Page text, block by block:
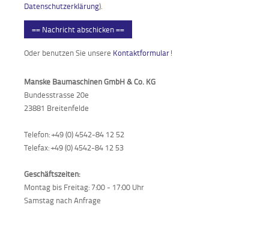
Datenschutzerklärung).
== Nachricht abschicken ==
Oder benutzen Sie unsere Kontaktformular!
Manske Baumaschinen GmbH & Co. KG
Bundesstrasse 20e
23881 Breitenfelde
Telefon: +49 (0) 4542-84 12 52
Telefax: +49 (0) 4542-84 12 53
Geschäftszeiten:
Montag bis Freitag: 7:00 - 17:00 Uhr
Samstag nach Anfrage